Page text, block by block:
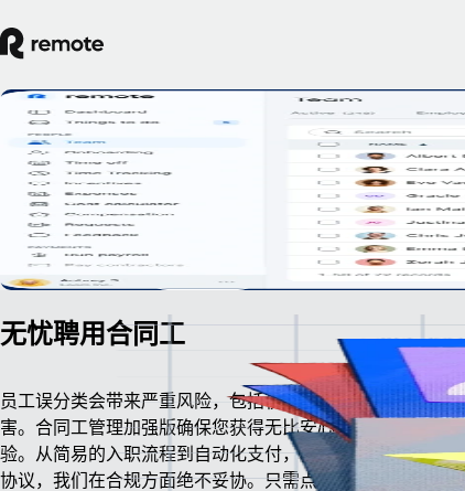
担心人员误分类风险？选择 Remote 合
理加强版，从此高枕无忧。
在 200 多个国家和地区放心地雇佣合同工，并享有针对人
预定演示 开始使用
无忧聘用合同工
员工误分类会带来严重风险，包括税务问题、处罚、罚款和
害。合同工管理加强版确保您获得无比安心、顺畅的合同工
验。从简易的入职流程到自动化支付，再到严谨可靠的本地
协议，我们在合规方面绝不妥协。只需点击几下，即可开始